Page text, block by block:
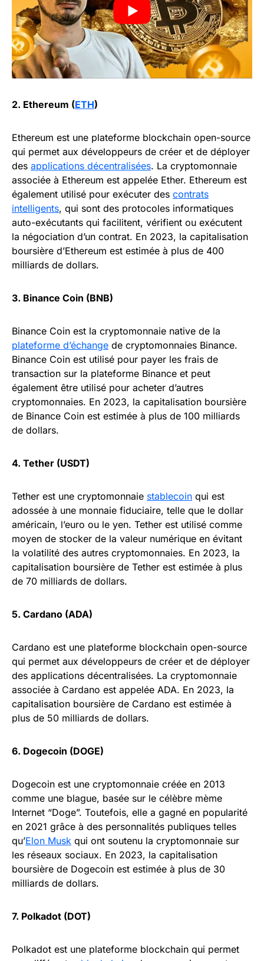
2. Ethereum (ETH)
Ethereum est une plateforme blockchain open-source
qui permet aux développeurs de créer et de déployer
des applications décentralisées. La cryptomonnaie
associée à Ethereum est appelée Ether. Ethereum est
également utilisé pour exécuter des contrats
intelligents, qui sont des protocoles informatiques
auto-exécutants qui facilitent, vérifient ou exécutent
la négociation d’un contrat. En 2023, la capitalisation
boursière d’Ethereum est estimée à plus de 400
milliards de dollars.
3. Binance Coin (BNB)
Binance Coin est la cryptomonnaie native de la
plateforme d’échange de cryptomonnaies Binance.
Binance Coin est utilisé pour payer les frais de
transaction sur la plateforme Binance et peut
également être utilisé pour acheter d’autres
cryptomonnaies. En 2023, la capitalisation boursière
de Binance Coin est estimée à plus de 100 milliards
de dollars.
4. Tether (USDT)
Tether est une cryptomonnaie stablecoin qui est
adossée à une monnaie fiduciaire, telle que le dollar
américain, l’euro ou le yen. Tether est utilisé comme
moyen de stocker de la valeur numérique en évitant
la volatilité des autres cryptomonnaies. En 2023, la
capitalisation boursière de Tether est estimée à plus
de 70 milliards de dollars.
5. Cardano (ADA)
Cardano est une plateforme blockchain open-source
qui permet aux développeurs de créer et de déployer
des applications décentralisées. La cryptomonnaie
associée à Cardano est appelée ADA. En 2023, la
capitalisation boursière de Cardano est estimée à
plus de 50 milliards de dollars.
6. Dogecoin (DOGE)
Dogecoin est une cryptomonnaie créée en 2013
comme une blague, basée sur le célèbre mème
Internet “Doge”. Toutefois, elle a gagné en popularité
en 2021 grâce à des personnalités publiques telles
qu’Elon Musk qui ont soutenu la cryptomonnaie sur
les réseaux sociaux. En 2023, la capitalisation
boursière de Dogecoin est estimée à plus de 30
milliards de dollars.
7. Polkadot (DOT)
Polkadot est une plateforme blockchain qui permet